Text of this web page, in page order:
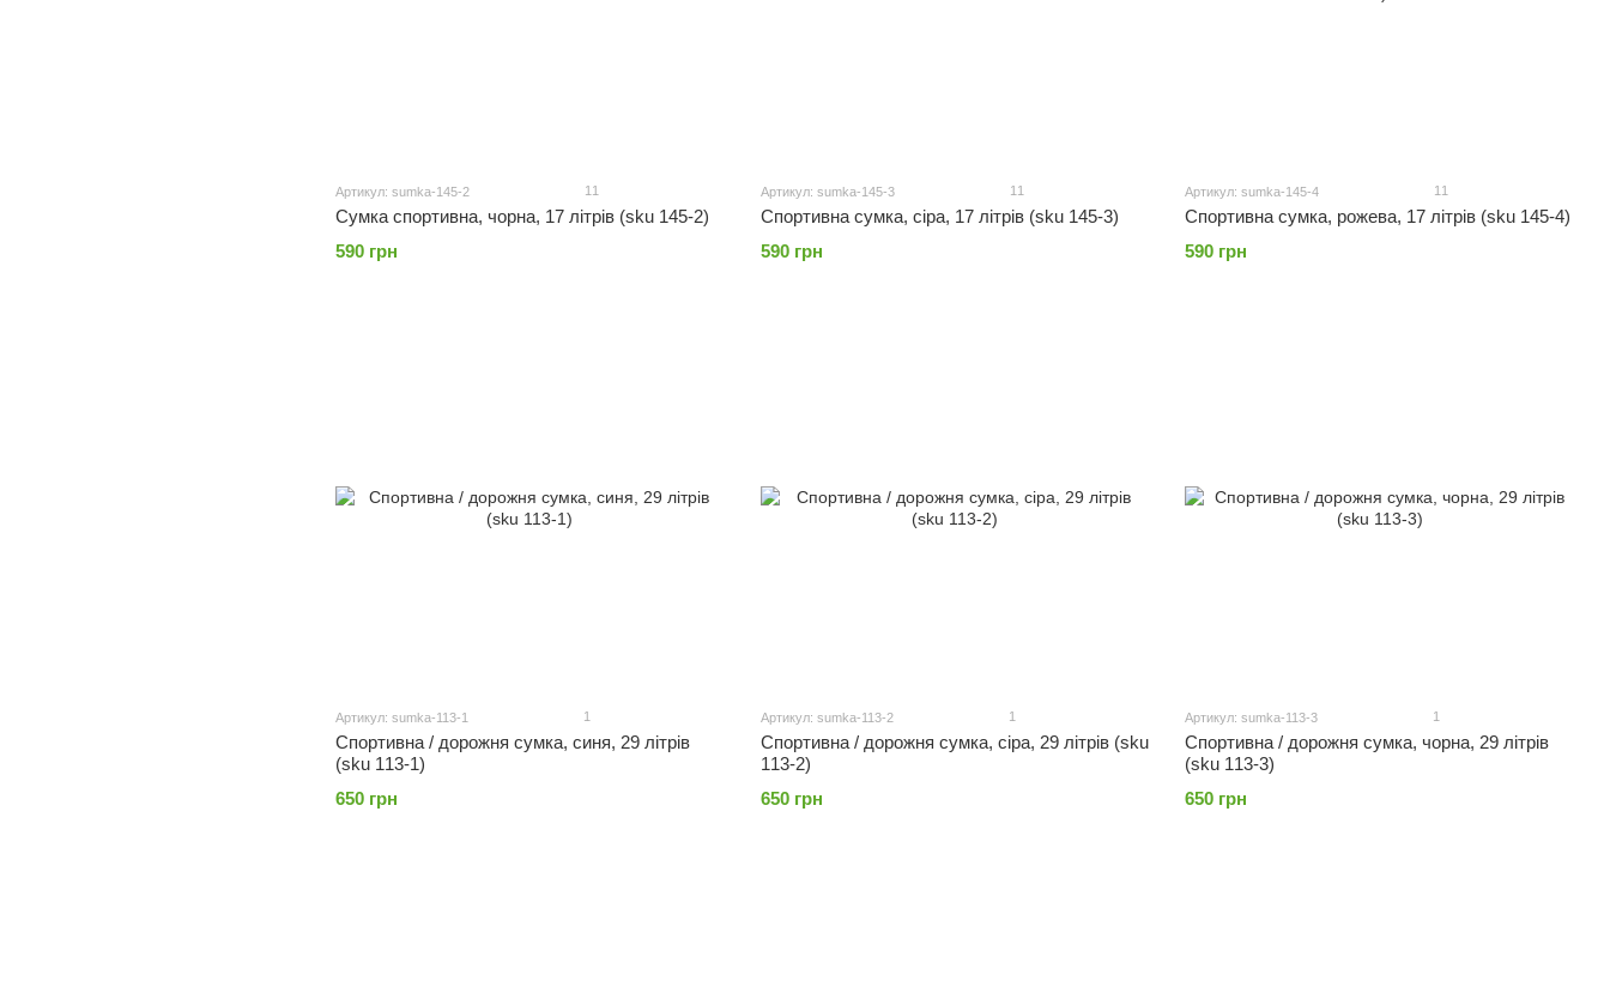
Артикул: sumka-145-2 11
Сумка спортивна, чорна, 17 літрів (sku 145-2)
590 грн
Артикул: sumka-145-3 11
Спортивна сумка, сіра, 17 літрів (sku 145-3)
590 грн
Артикул: sumka-145-4 11
Спортивна сумка, рожева, 17 літрів (sku 145-4)
590 грн
Артикул: sumka-113-1 1
Спортивна / дорожня сумка, синя, 29 літрів
(sku 113-1)
650 грн
Артикул: sumka-113-2 1
Спортивна / дорожня сумка, сіра, 29 літрів (sku
113-2)
650 грн
Артикул: sumka-113-3 1
Спортивна / дорожня сумка, чорна, 29 літрів
(sku 113-3)
650 грн